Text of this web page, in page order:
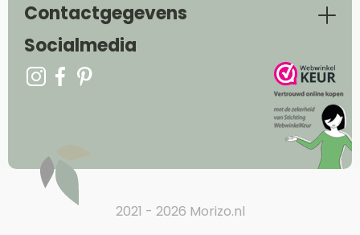
Contactgegevens
Socialmedia
2021 - 2026 Morizo.nl